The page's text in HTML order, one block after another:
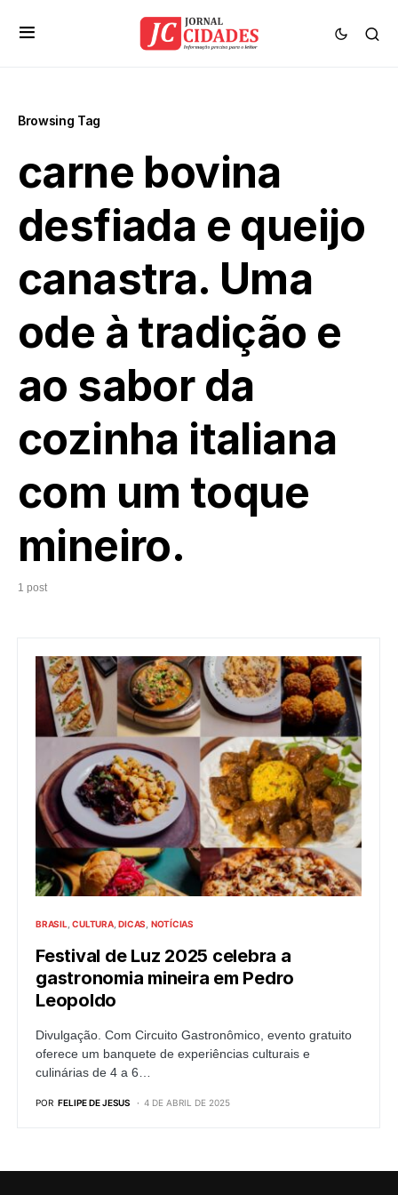
Browsing Tag
carne bovina
desfiada e queijo
canastra. Uma
ode à tradição e
ao sabor da
cozinha italiana
com um toque
mineiro.
1 post
BRASIL CULTURA DICAS NOTÍCIAS
Festival de Luz 2025 celebra a
gastronomia mineira em Pedro
Leopoldo
Divulgação. Com Circuito Gastronômico, evento gratuito
oferece um banquete de experiências culturais e
culinárias de 4 a 6…
POR FELIPE DE JESUS 4 DE ABRIL DE 2025